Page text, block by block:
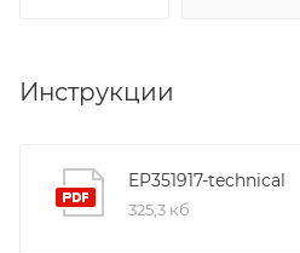
Инструкции
EP351917-technical
325,3 кб